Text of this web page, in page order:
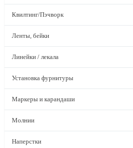
Квилтинг/Пэчворк
Ленты, бейки
Линейки / лекала
Установка фурнитуры
Маркеры и карандаши
Молнии
Наперстки